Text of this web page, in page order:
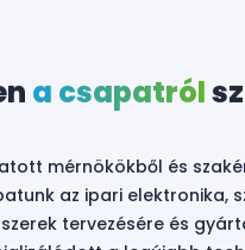
a csapatról
mérnökökből és
az ipari elektronika,
tervezésére és